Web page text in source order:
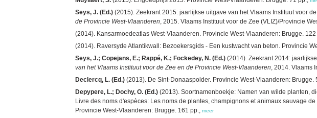
Seys, J. (Ed.) (2015). Zeekrant 2015: jaarlijkse uitgave van het Vlaams Instituut voor
de Provincie West-Vlaanderen, 2015. Vlaams Instituut voor de Zee (VLIZ)/Provincie
(2014). Kansarmoedeatlas West-Vlaanderen. Provincie West-Vlaanderen: Brugge. 122
(2014). Raversyde Atlantikwall: Bezoekersgids - Een kustwacht van beton. Provincie
Seys, J.; Copejans, E.; Rappé, K.; Fockedey, N. (Ed.) (2014). Zeekrant 2014:
van het Vlaams Instituut voor de Zee en de Provincie West-Vlaanderen, 2014. Vlaams
Declercq, L. (Ed.) (2013). De Sint-Donaaspolder. Provincie West-Vlaanderen: Brugge.
Depypere, L.; Dochy, O. (Ed.) (2013). Soortnamenboekje: Namen van wilde planten,
Livre des noms d'espèces: Les noms de plantes, champignons et animaux sauvage
Provincie West-Vlaanderen: Brugge. 161 pp., meer